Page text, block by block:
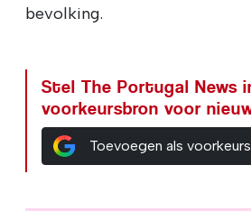
bevolking.
Stel The Portugal News
voorkeursbron voor
Toevoegen als